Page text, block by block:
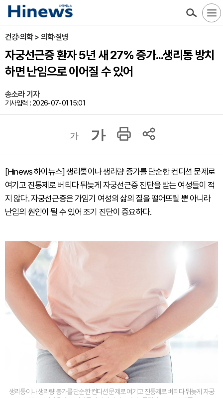
건강·의학 > 의학·질병
자궁선근증 환자 5년 새 27% 증가...생리통 방치
하면 난임으로 이어질 수 있어
송소라 기자
기사입력 : 2026-07-01 15:01
가 가
[Hinews 하이뉴스] 생리통이나 생리량 증가를 단순한 컨디션 문제로
여기고 진통제로 버티다 뒤늦게 자궁선근증 진단을 받는 여성들이 적
지 않다. 자궁선근증은 가임기 여성의 삶의 질을 떨어뜨릴 뿐 아니라
난임의 원인이 될 수 있어 조기 진단이 중요하다.
생리통이나 생리량 증가를 단순한 컨디션 문제로 여기고 진통제로 버티다 뒤늦게 자궁